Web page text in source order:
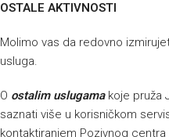
OSTALE AKTIVNOSTI
Molimo vas da redovno
usluga.
O ostalim uslugamakoje pruža
saznati više u korisničkom
kontaktiranjem Pozivnog centra